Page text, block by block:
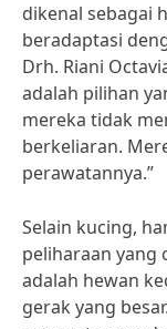
dikenal sebagai
beradaptasi
Drh. Riani
adalah pilihan
mereka tidak
berkeliaran.
perawatannya.”
Selain kucing,
peliharaan yang
adalah hewan
gerak yang